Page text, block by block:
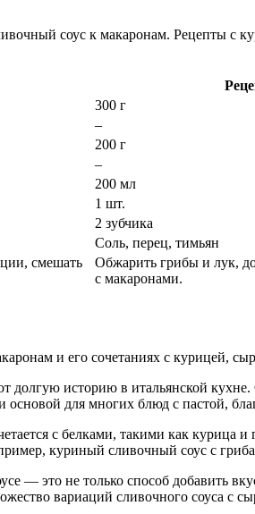
300 г
–
200 г
–
200 мл
1 шт.
2 зубчика
Соль, перец, тимьян
смешать
Обжарить грибы и лук,
с макаронами.
и его сочетаниях с курицей,
долгую историю в итальянской
для многих блюд с пастой,
с белками, такими как курица
куриный сливочный соус с
— это не только способ добавить
вариаций сливочного соуса с